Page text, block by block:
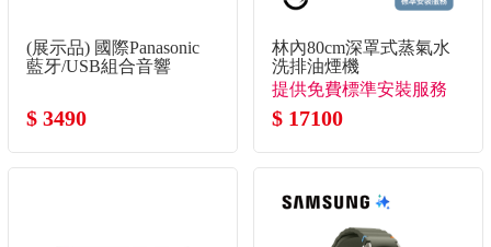
(展示品) 國際Panasonic
藍牙/USB組合音響
$ 3490
林內80cm深罩式蒸氣水
洗排油煙機
提供免費標準安裝服務
$ 17100